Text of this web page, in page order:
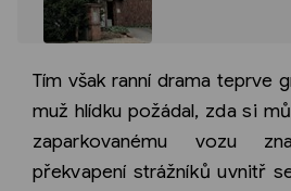
Tím však ranní drama teprve
muž hlídku požádal, zda si
zaparkovanému vozu
překvapení strážníků uvnitř